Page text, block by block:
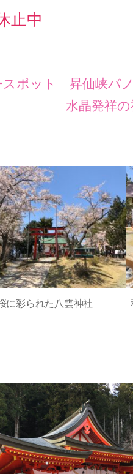
止中
スポット 昇仙峡パ
発祥の神社「
に彩られた八雲神社